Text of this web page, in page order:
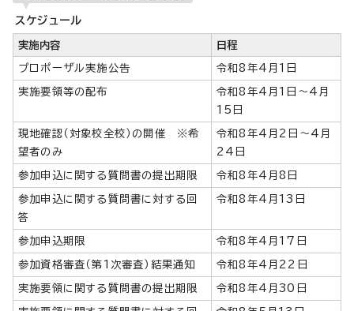
スケジュール
実施内容 日程
プロポーザル実施公告 令和8年4月1日
実施要領等の配布
令和8年4月1日～4月
15日
現地確認（対象校全校）の開催 ※希
望者のみ
令和8年4月2日～4月
24日
参加申込に関する質問書の提出期限 令和8年4月8日
参加申込に関する質問書に対する回
答
令和8年4月13日
参加申込期限 令和8年4月17日
参加資格審査（第1次審査）結果通知 令和8年4月22日
実施要領に関する質問書の提出期限 令和8年4月30日